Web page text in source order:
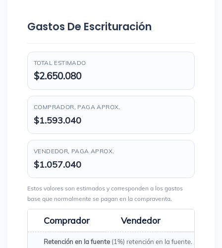
Gastos De Escrituración
TOTAL ESTIMADO
$2.650.080
COMPRADOR, PAGA APROX.
$1.593.040
VENDEDOR, PAGA APROX.
$1.057.040
Estos valores son estimados y corresponden a los gastos
base que normalmente se pagan en la compraventa.
Comprador Vendedor
Retención en la fuente (1%) retención en la fuente. Es un